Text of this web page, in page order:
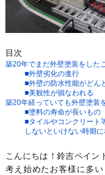
目次
築20年でまだ外壁塗装をした
■外壁劣化の進行
■外壁の防水性能がどん
■美観性が損なわれる
築20年経っていても外壁塗装
■塗料の寿命が長いもの
■タイルやコンクリート
しないといけない時期
こんにちは！鈴吉ペイン
考え始めたお客様に多